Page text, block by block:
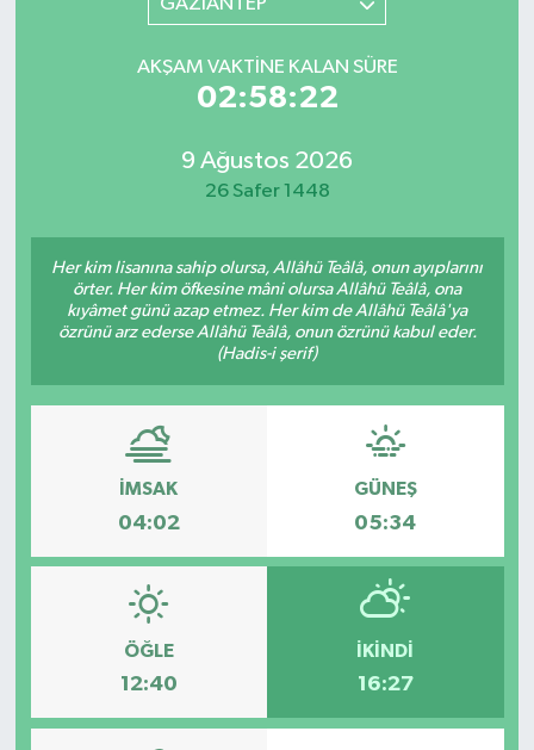
GAZİANTEP
AKŞAM VAKTINE KALAN SÜRE
02:58:22
9 Ağustos 2026
26 Safer 1448
Her kim lisanına sahip olursa, Allâhü Teâlâ, onun ayıplarını
örter. Her kim öfkesine mâni olursa Allâhü Teâlâ, ona
kıyâmet günü azap etmez. Her kim de Allâhü Teâlâ'ya
özrünü arz ederse Allâhü Teâlâ, onun özrünü kabul eder.
(Hadis-i şerif)
İMSAK
04:02
GÜNEŞ
05:34
ÖĞLE
12:40
İKINDI
16:27